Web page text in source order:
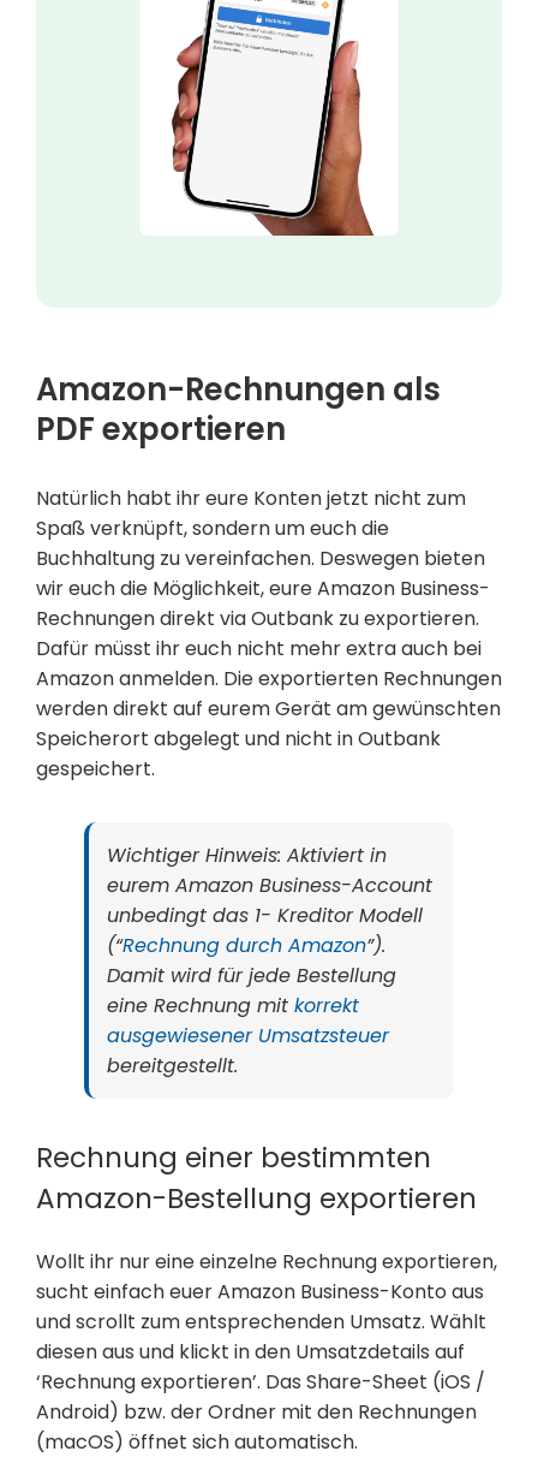
Amazon-Rechnungen als
PDF exportieren
Natürlich habt ihr eure Konten jetzt nicht zum
Spaß verknüpft, sondern um euch die
Buchhaltung zu vereinfachen. Deswegen bieten
wir euch die Möglichkeit, eure Amazon Business-
Rechnungen direkt via Outbank zu exportieren.
Dafür müsst ihr euch nicht mehr extra auch bei
Amazon anmelden. Die exportierten Rechnungen
werden direkt auf eurem Gerät am gewünschten
Speicherort abgelegt und nicht in Outbank
gespeichert.
Wichtiger Hinweis: Aktiviert in
eurem Amazon Business-Account
unbedingt das 1- Kreditor Modell
(“Rechnung durch Amazon”).
Damit wird für jede Bestellung
eine Rechnung mit korrekt
ausgewiesener Umsatzsteuer
bereitgestellt.
Rechnung einer bestimmten
Amazon-Bestellung exportieren
Wollt ihr nur eine einzelne Rechnung exportieren,
sucht einfach euer Amazon Business-Konto aus
und scrollt zum entsprechenden Umsatz. Wählt
diesen aus und klickt in den Umsatzdetails auf
‘Rechnung exportieren’. Das Share-Sheet (iOS /
Android) bzw. der Ordner mit den Rechnungen
(macOS) öffnet sich automatisch.